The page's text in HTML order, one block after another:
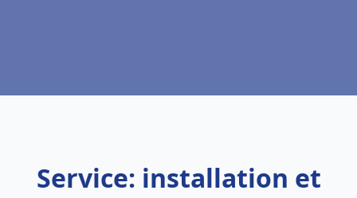
Service: installation et